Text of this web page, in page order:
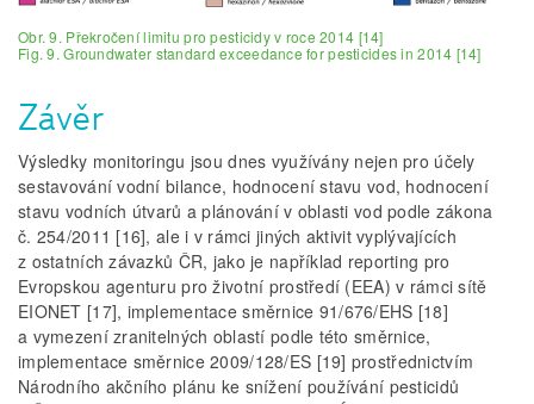
Obr. 9. Překročení limitu pro pesticidy v roce 2014 [14]
Fig. 9. Groundwater standard exceedance for pesticides in 2014 [14]
Závěr
Výsledky monitoringu jsou dnes využívány nejen pro účely
sestavování vodní bilance, hodnocení stavu vod, hodnocení
stavu vodních útvarů a plánování v oblasti vod podle zákona
č. 254/2011 [16], ale i v rámci jiných aktivit vyplývajících
z ostatních závazků ČR, jako je například reporting pro
Evropskou agenturu pro životní prostředí (EEA) v rámci sítě
EIONET [17], implementace směrnice 91/676/EHS [18]
a vymezení zranitelných oblastí podle této směrnice,
implementace směrnice 2009/128/ES [19] prostřednictvím
Národního akčního plánu ke snížení používání pesticidů